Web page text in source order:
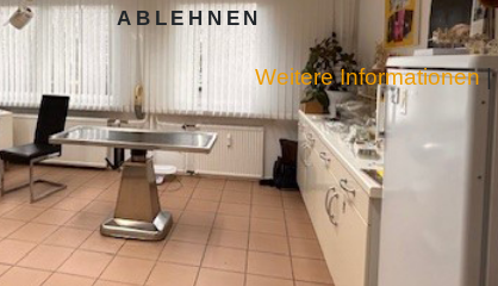
ABLEHNEN
Weitere Informationen|